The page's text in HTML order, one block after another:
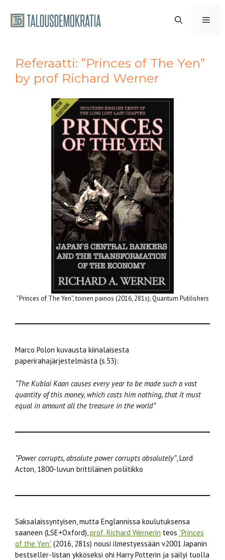
sisältöön
Referaatti: ”Princes of The Yen”
by prof Richard Werner
”Princes of The Yen”, toinen painos (2016, 281s), Quantum Publishers
Marco Polon kuvausta kiinalaisesta
paperirahajärjestelmästä (s.53):
”The Kublai Kaan causes every year to be made such a vast
quantity of this money, which costs him nothing, that it must
equal in amount all the treasure in the world”
”Power corrupts, absolute power corrupts absolutely”, Lord
Acton, 1800-luvun brittiläinen poliitikko
Saksalaissyntyisen, mutta Englannissa koulutuksensa
saaneen (LSE+Oxford), prof. Richard Wernerin teos ”Princes
of the Yen” (2016, 281s) nousi ilmestyessään v2001 Japanin
bestseller-listan ykköseksi ohi Harry Potterin ja säilyi tuolla